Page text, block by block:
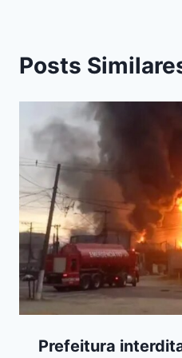
Posts
Prefeitura